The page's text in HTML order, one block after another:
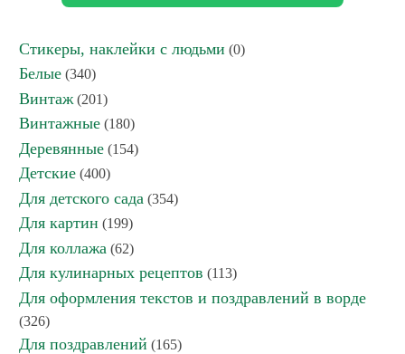
Стикеры, наклейки с людьми (0)
Белые (340)
Винтаж (201)
Винтажные (180)
Деревянные (154)
Детские (400)
Для детского сада (354)
Для картин (199)
Для коллажа (62)
Для кулинарных рецептов (113)
Для оформления текстов и поздравлений в ворде
(326)
Для поздравлений (165)